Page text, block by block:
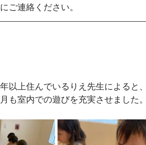
ご連絡ください。
以上住んでいるりえ先生によると
も室内での遊びを充実させました。